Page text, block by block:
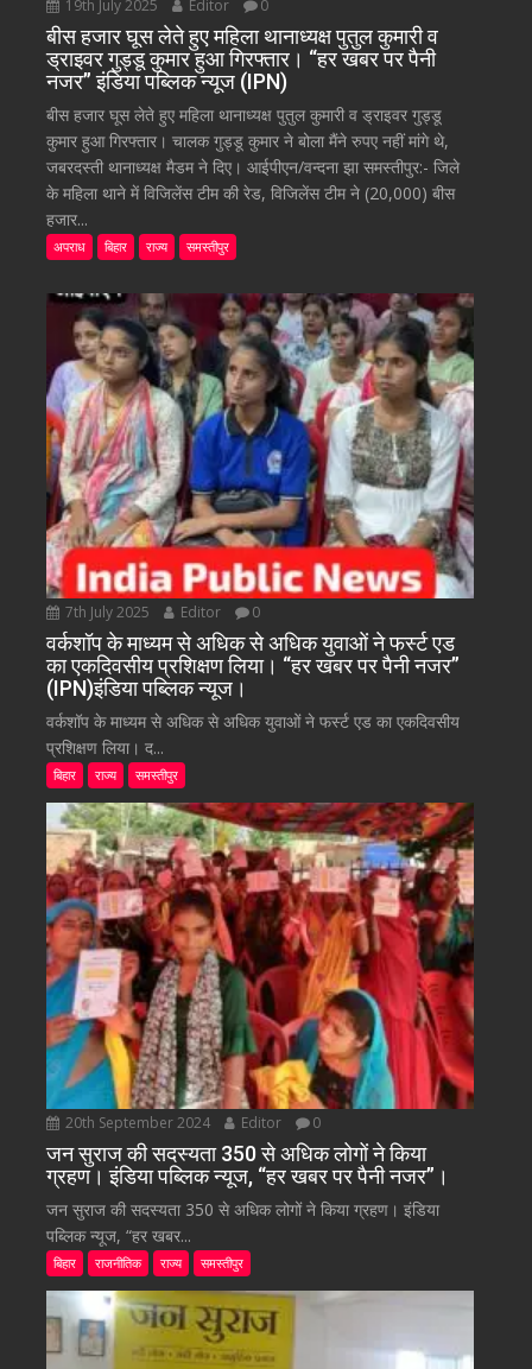
19th July 2025 Editor 0
बीस हजार घूस लेते हुए महिला थानाध्यक्ष पुतुल कुमारी व
ड्राइवर गुड्डू कुमार हुआ गिरफ्तार। “हर खबर पर पैनी
नजर” इंडिया पब्लिक न्यूज (IPN)
बीस हजार घूस लेते हुए महिला थानाध्यक्ष पुतुल कुमारी व ड्राइवर गुड्डू
कुमार हुआ गिरफ्तार। चालक गुड्डू कुमार ने बोला मैंने रुपए नहीं मांगे थे,
जबरदस्ती थानाध्यक्ष मैडम ने दिए। आईपीएन/वन्दना झा समस्तीपुर:- जिले
के महिला थाने में विजिलेंस टीम की रेड, विजिलेंस टीम ने (20,000) बीस
हजार...
अपराध बिहार राज्य समस्तीपुर
7th July 2025 Editor 0
वर्कशॉप के माध्यम से अधिक से अधिक युवाओं ने फर्स्ट एड
का एकदिवसीय प्रशिक्षण लिया। “हर खबर पर पैनी नजर”
(IPN)इंडिया पब्लिक न्यूज।
वर्कशॉप के माध्यम से अधिक से अधिक युवाओं ने फर्स्ट एड का एकदिवसीय
प्रशिक्षण लिया। द...
बिहार राज्य समस्तीपुर
20th September 2024 Editor 0
जन सुराज की सदस्यता 350 से अधिक लोगों ने किया
ग्रहण। इंडिया पब्लिक न्यूज, “हर खबर पर पैनी नजर”।
जन सुराज की सदस्यता 350 से अधिक लोगों ने किया ग्रहण। इंडिया
पब्लिक न्यूज, “हर खबर...
बिहार राजनीतिक राज्य समस्तीपुर